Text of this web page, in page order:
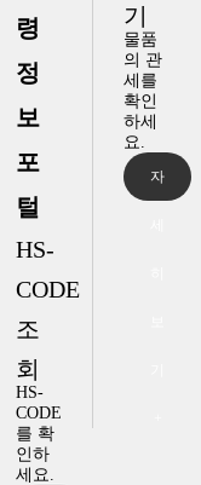
명차이
나
령
정
보
포
털
HS-
CODE
조
회
HS-
CODE
를 확
인하
세요.
기
물품
의 관
세를
확인
하세
요.
자